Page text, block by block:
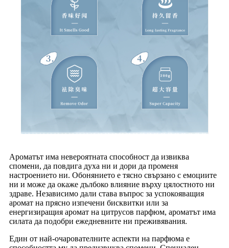
Ароматът има невероятната способност да извиква
спомени, да повдига духа ни и дори да променя
настроението ни. Обонянието е тясно свързано с емоциите
ни и може да окаже дълбоко влияние върху цялостното ни
здраве. Независимо дали става въпрос за успокояващия
аромат на прясно изпечени бисквитки или за
енергизиращия аромат на цитрусов парфюм, ароматът има
силата да подобри ежедневните ни преживявания.
Един от най-очарователните аспекти на парфюма е